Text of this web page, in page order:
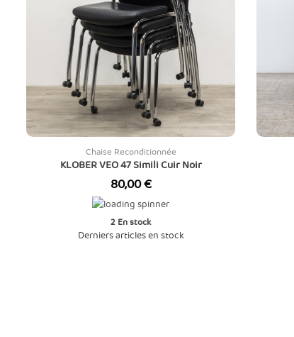
Chaise Reconditionnée
KLOBER VEO 47 Simili Cuir Noir
Prix
80,00 €
2 En stock
Derniers articles en stock